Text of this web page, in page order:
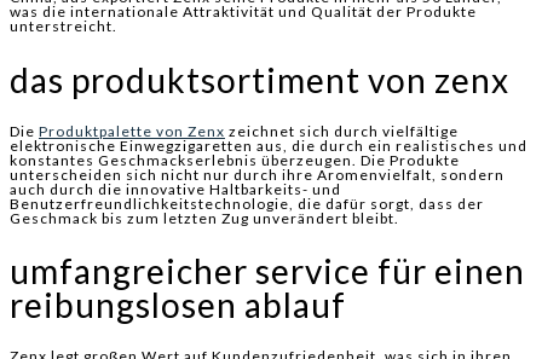
was die internationale Attraktivität und Qualität der Produkte
unterstreicht.
das produktsortiment von zenx
Die Produktpalette von Zenx zeichnet sich durch vielfältige
elektronische Einwegzigaretten aus, die durch ein realistisches und
konstantes Geschmackserlebnis überzeugen. Die Produkte
unterscheiden sich nicht nur durch ihre Aromenvielfalt, sondern
auch durch die innovative Haltbarkeits- und
Benutzerfreundlichkeitstechnologie, die dafür sorgt, dass der
Geschmack bis zum letzten Zug unverändert bleibt.
umfangreicher service für einen
reibungslosen ablauf